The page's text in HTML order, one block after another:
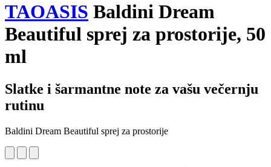
TAOASIS Baldini Dream
Beautiful sprej za prostorije, 50
ml
Slatke i šarmantne note za vašu večernju
rutinu
Baldini Dream Beautiful sprej za prostorije